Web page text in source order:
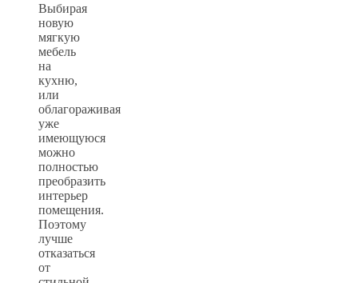
Выбирая
новую
мягкую
мебель
на
кухню,
или
облагораживая
уже
имеющуюся
можно
полностью
преобразить
интерьер
помещения.
Поэтому
лучше
отказаться
от